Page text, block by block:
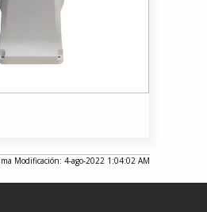
Modificación: 4-ago-2022 1:04:02 AM